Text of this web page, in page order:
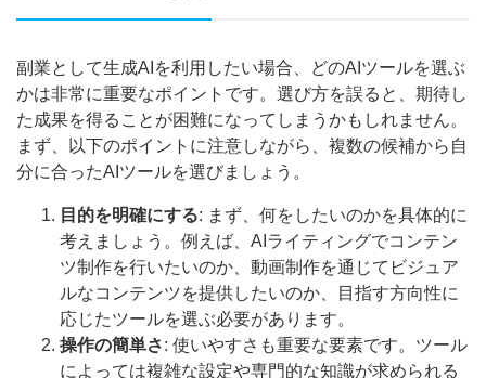
副業として生成AIを利用したい場合、どのAIツールを選ぶ
かは非常に重要なポイントです。選び方を誤ると、期待し
た成果を得ることが困難になってしまうかもしれません。
まず、以下のポイントに注意しながら、複数の候補から自
分に合ったAIツールを選びましょう。
目的を明確にする: まず、何をしたいのかを具体的に
考えましょう。例えば、AIライティングでコンテン
ツ制作を行いたいのか、動画制作を通じてビジュア
ルなコンテンツを提供したいのか、目指す方向性に
応じたツールを選ぶ必要があります。
操作の簡単さ: 使いやすさも重要な要素です。ツール
によっては複雑な設定や専門的な知識が求められる